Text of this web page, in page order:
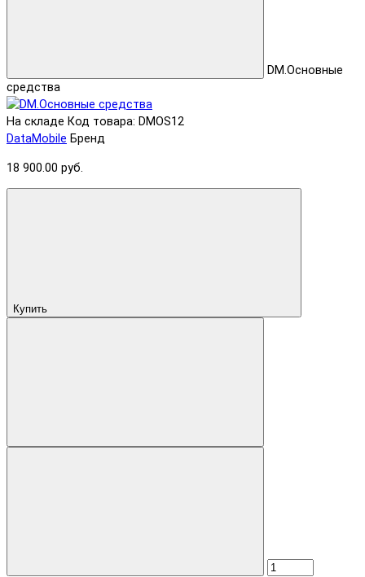
DM.Основные
средства
На складе Код товара: DMOS12
DataMobile Бренд
18 900.00 руб.
Купить